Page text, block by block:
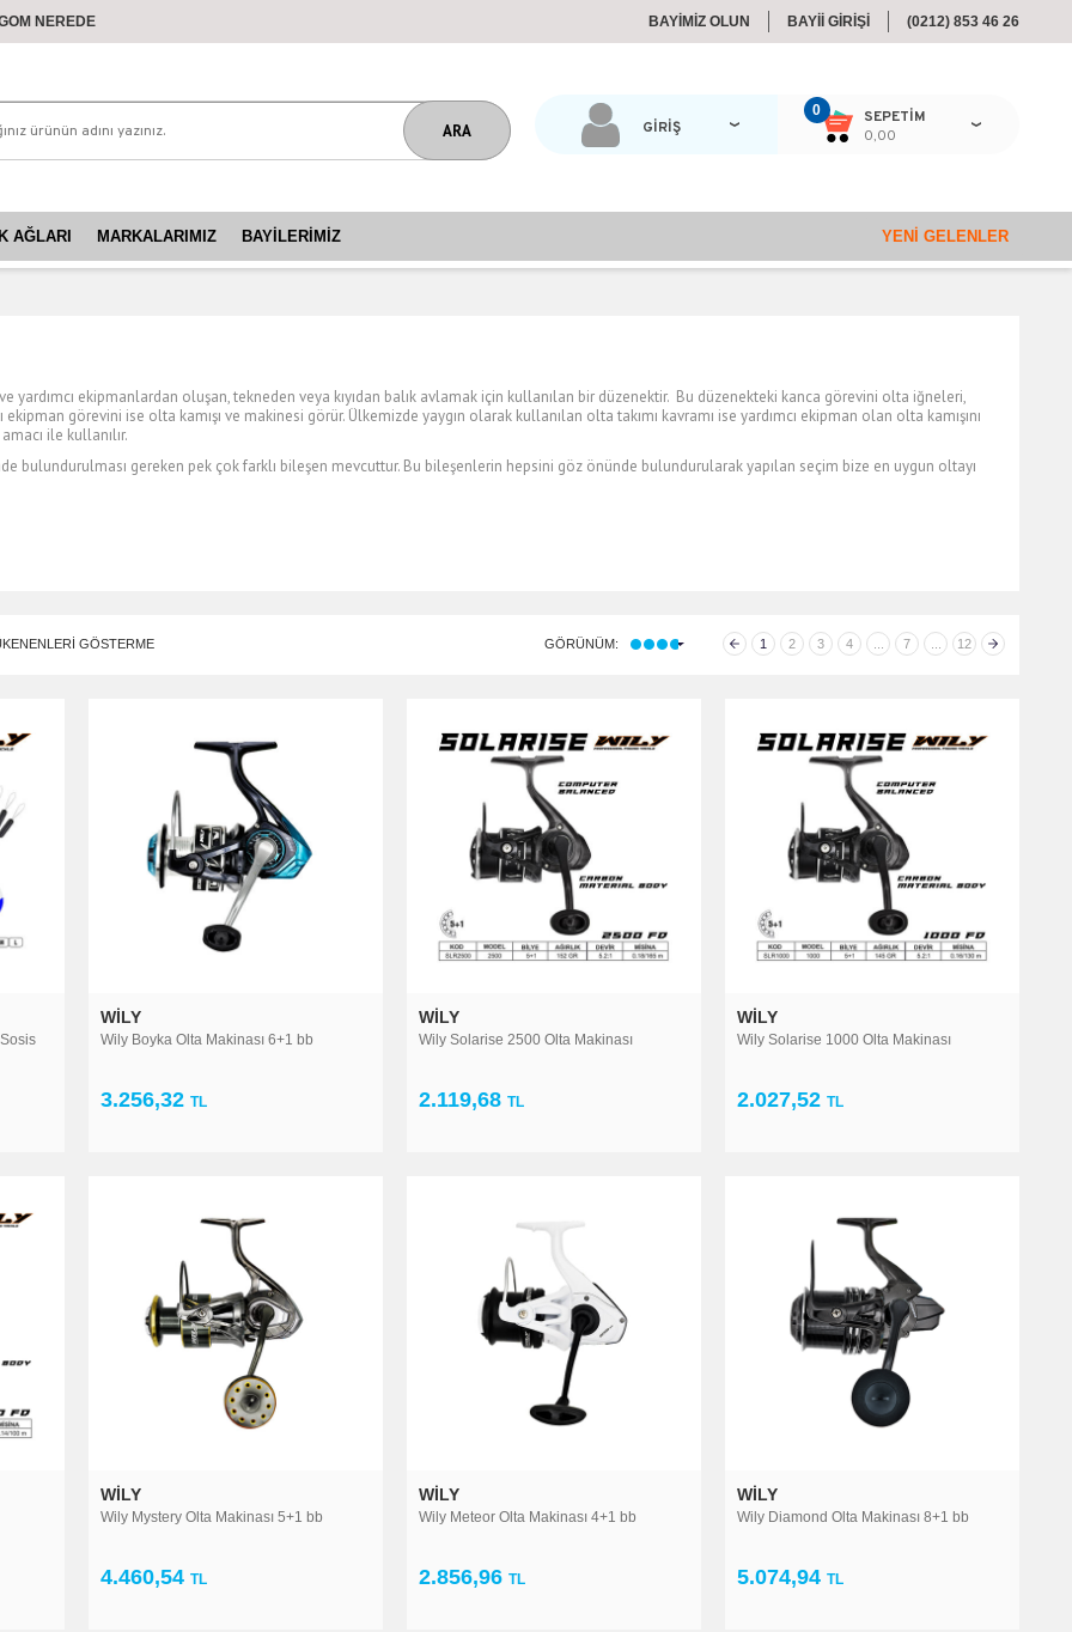
NEREDE BAYİMİZ OLUN BAYİİ GİRİŞİ (0212) 853 46 26
0
SEPETIM
0,00
GİRİŞ
AĞLARI MARKALARIMIZ BAYILERIMIZ YENI GELENLER
yardımcı ekipmanlardan oluşan, tekneden veya kıyıdan balık avlamak için kullanılan bir düzenektir. Bu düzenekteki kanca görevini olta iğneleri,
ekipman görevini ise olta kamışı ve makinesi görür. Ülkemizde yaygın olarak kullanılan olta takımı kavramı ise yardımcı ekipman olan olta kamışını
ile kullanılır.
bulundurulması gereken pek çok farklı bileşen mevcuttur. Bu bileşenlerin hepsini göz önünde bulundurularak yapılan seçim bize en uygun oltayı
aralarında guruplara ayrılır.
surf makine, lrf makinesi, jig makinası, çıkrık makina ve fly makine olarak sayabiliriz. Spin makineler at çek avı dediğimiz kıyıdan sahte temler
ise kıyıdan uzağa atış yapılan surf casting tekniği ile kullanılır. Jig ve çıkrık makinalar ise tekneden balık avlamak için kullanılır.
tekniklerinde kullanılmak için farklı özelliklerde tasarlanır. Temel olarak iki faklı kamış türü vardır. Bunlar teleskopik olta kamışları ve parçalı olta
kamış, surf kamış, tekne kamışları ve fly kamış olarakta farklı tekniklere özgü kamış çeşitleri vardır. Spin kamışlar ve surf kamışlar kıyıdan, jig ve çıkrık
unsurlar olta malzemelerinde kullanılan malzemelerin kalitesidir. Olta takımlarında kullanılan malzemelerin kaliteleri arttıkçaolta fiyatlarıda artar.
ve avlamak istediğimiz balığa en uygun olan olta takımıdır. Eğer kıyıdan istavrit avlamak istiyorsak elimizde ne iyi jig takımı olsa da hiç balık
GÖSTERME GÖRÜNÜM: 1 2 3 4 7 12
WILY
Wily Boyka Olta Makinası 6+1 bb
3.256,32TL
WILY
Wily Solarise 2500 Olta Makinası
2.119,68TL
WILY
Wily Solarise 1000 Olta Makinası
2.027,52TL
WILY
Wily Mystery Olta Makinası 5+1 bb
4.460,54TL
WILY
Wily Meteor Olta Makinası 4+1 bb
2.856,96TL
WILY
Wily Diamond Olta Makinası 8+1 bb
5.074,94TL